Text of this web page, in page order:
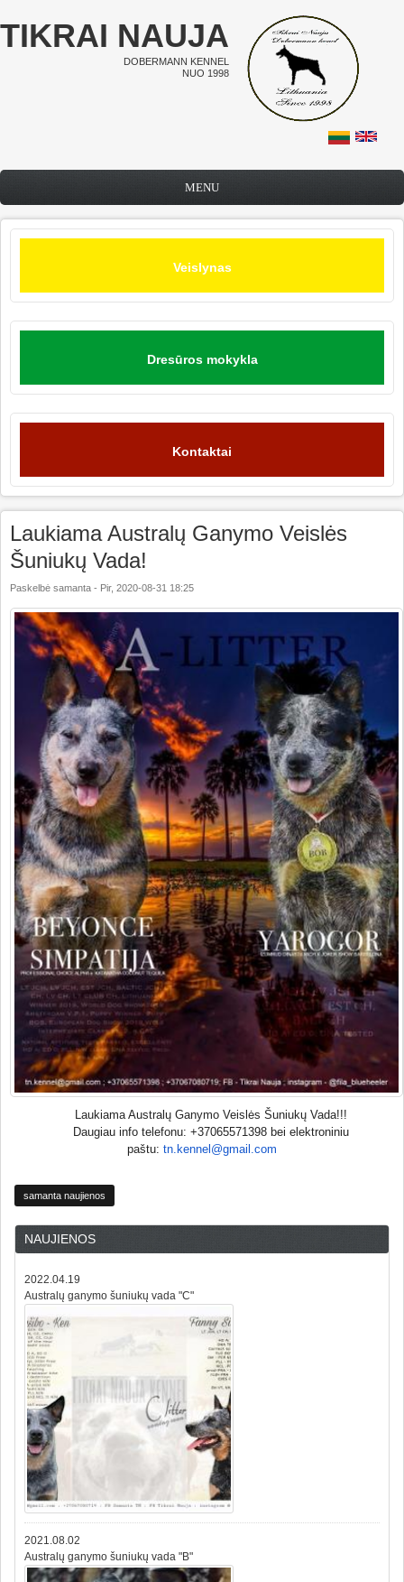
Pereiti į pagrindinį turinį
TIKRAI NAUJA
DOBERMANN KENNEL
NUO 1998
MENU
Veislynas
Dresūros mokykla
Kontaktai
Laukiama Australų Ganymo Veislės
Šuniukų Vada!
Paskelbė samanta - Pir, 2020-08-31 18:25
Laukiama Australų Ganymo Veislės Šuniukų Vada!!!
Daugiau info telefonu: +37065571398 bei elektroniniu
paštu: tn.kennel@gmail.com
samanta naujienos
NAUJIENOS
2022.04.19
Australų ganymo šuniukų vada "C"
2021.08.02
Australų ganymo šuniukų vada "B"